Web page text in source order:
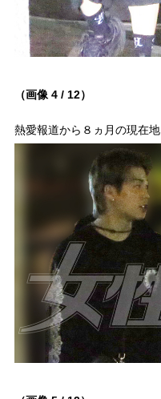
（画像 4 / 12）
熱愛報道から８ヵ月の現在地